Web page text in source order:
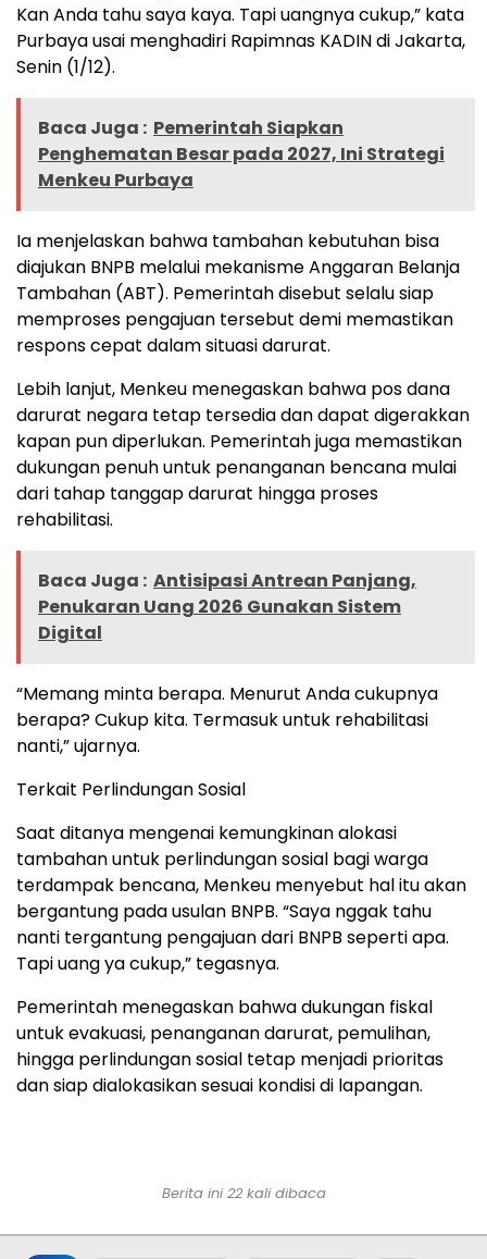
Kan Anda tahu saya kaya. Tapi uangnya cukup,” kata
Purbaya usai menghadiri Rapimnas KADIN di Jakarta,
Senin (1/12).
Baca Juga : Pemerintah Siapkan
Penghematan Besar pada 2027, Ini Strategi
Menkeu Purbaya
Ia menjelaskan bahwa tambahan kebutuhan bisa
diajukan BNPB melalui mekanisme Anggaran Belanja
Tambahan (ABT). Pemerintah disebut selalu siap
memproses pengajuan tersebut demi memastikan
respons cepat dalam situasi darurat.
Lebih lanjut, Menkeu menegaskan bahwa pos dana
darurat negara tetap tersedia dan dapat digerakkan
kapan pun diperlukan. Pemerintah juga memastikan
dukungan penuh untuk penanganan bencana mulai
dari tahap tanggap darurat hingga proses
rehabilitasi.
Baca Juga : Antisipasi Antrean Panjang,
Penukaran Uang 2026 Gunakan Sistem
Digital
“Memang minta berapa. Menurut Anda cukupnya
berapa? Cukup kita. Termasuk untuk rehabilitasi
nanti,” ujarnya.
Terkait Perlindungan Sosial
Saat ditanya mengenai kemungkinan alokasi
tambahan untuk perlindungan sosial bagi warga
terdampak bencana, Menkeu menyebut hal itu akan
bergantung pada usulan BNPB. “Saya nggak tahu
nanti tergantung pengajuan dari BNPB seperti apa.
Tapi uang ya cukup,” tegasnya.
Pemerintah menegaskan bahwa dukungan fiskal
untuk evakuasi, penanganan darurat, pemulihan,
hingga perlindungan sosial tetap menjadi prioritas
dan siap dialokasikan sesuai kondisi di lapangan.
Berita ini 22 kali dibaca